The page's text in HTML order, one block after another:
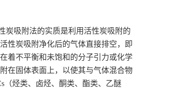
炭吸附法的实质是利用活性炭吸附的
性炭吸附净化后的气体直接排空，即
着不平衡和未饱和的分子引力或化学
在固体表面上，以使其与气体混合物
（烃类、卤烃、酮类、酯类、乙醚